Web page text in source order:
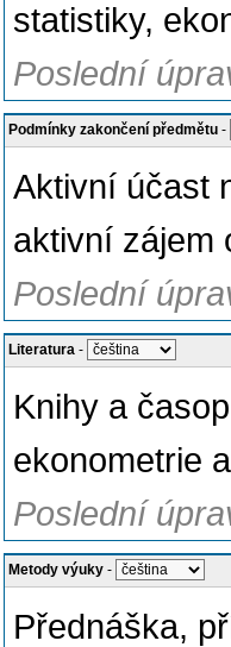
statistiky,
Poslední
Podmínky zakončení předmětu -
Aktivní účast
aktivní zájem
Poslední
Literatura -
Knihy a
ekonometrie
Poslední
Metody výuky -
Přednáška,